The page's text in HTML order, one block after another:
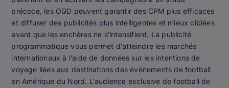
précoce, les OGD peuvent garantir des CPM plus efficaces
et diffuser des publicités plus intelligentes et mieux ciblées
avant que les enchères ne s'intensifient. La publicité
programmatique vous permet d'atteindre les marchés
internationaux à l'aide de données sur les intentions de
voyage liées aux destinations des événements de football
en Amérique du Nord. L'audience exclusive de football de